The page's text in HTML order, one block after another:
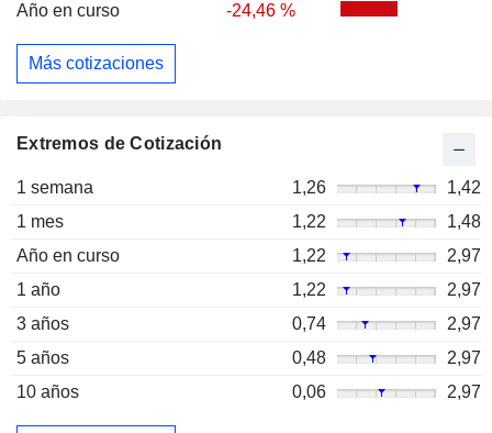
Año en curso
-24,46 %
Más cotizaciones
Extremos de Cotización
1 semana 1,26
1,42
1 mes
1,22
1,48
Año en curso
1,22
2,97
1 año
1,22
2,97
3 años
0,74
2,97
5 años
0,48
2,97
10 años
0,06 2,97